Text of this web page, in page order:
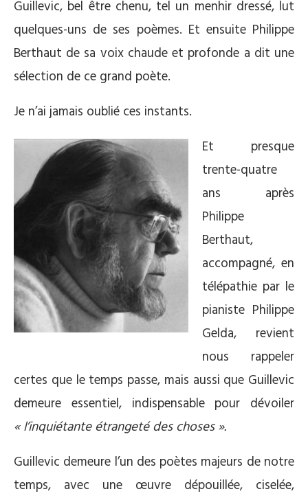
Guillevic, bel être chenu, tel un menhir dressé, lut
quelques-uns de ses poèmes. Et ensuite Philippe
Berthaut de sa voix chaude et profonde a dit une
sélection de ce grand poète.
Je n’ai jamais oublié ces instants.
Et presque
trente-quatre
ans après
Philippe
Berthaut,
accompagné, en
télépathie par le
pianiste Philippe
Gelda, revient
nous rappeler
certes que le temps passe, mais aussi que Guillevic
demeure essentiel, indispensable pour dévoiler
« l’inquiétante étrangeté des choses ».
Guillevic demeure l’un des poètes majeurs de notre
temps, avec une œuvre dépouillée, ciselée,